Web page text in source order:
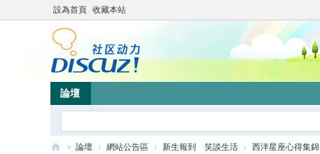
設為首頁 收藏本站
論壇
» 論壇 › 網站公告區 › 新生報到 笑談生活 › 西洋星座心得集錦